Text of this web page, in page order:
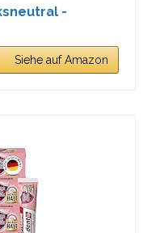
-
Siehe auf Amazon